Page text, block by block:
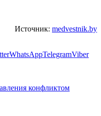
Источник: medvestnik.by
WhatsAppTelegramViber
конфликтом